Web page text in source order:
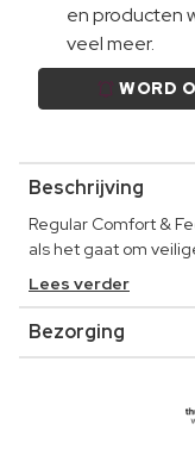
en producten
veel meer.
WORD
Beschrijving
Regular Comfort &
als het gaat om
Lees verder
Bezorging